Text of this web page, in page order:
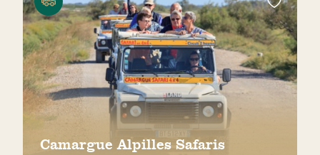
Camargue Alpilles Safaris